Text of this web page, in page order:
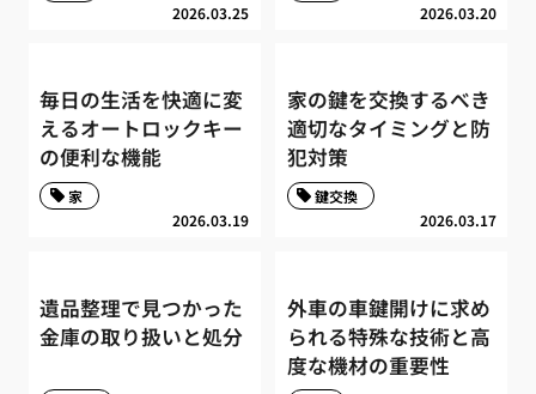
2026.03.25 2026.03.20
毎日の生活を快適に変
えるオートロックキー
の便利な機能
2026.03.19
家
家の鍵を交換するべき
適切なタイミングと防
犯対策
2026.03.17
鍵交換
遺品整理で見つかった
金庫の取り扱いと処分
外車の車鍵開けに求め
られる特殊な技術と高
度な機材の重要性